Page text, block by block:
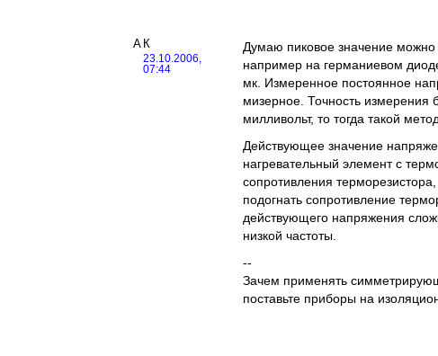
АК
23.10.2006,
07:44
Думаю пиковое значение можно
например на германиевом
мк. Измеренное постоянное
мизерное. Точность измерения
милливольт, то тогда такой
Действующее значение
нагревательный элемент с
сопротивления
подогнать сопротивление
действующего напряжения
низкой частоты.
--
Зачем применять
поставьте приборы на